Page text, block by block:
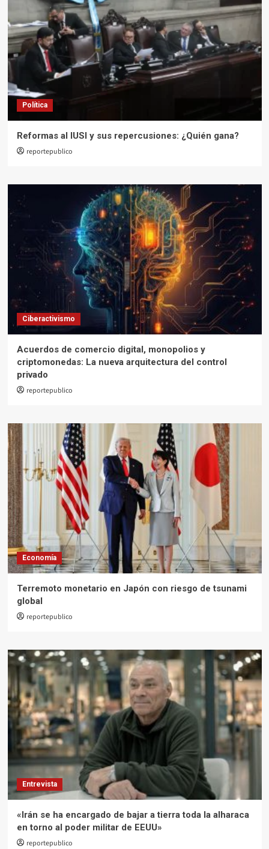
Política
Reformas al IUSI y sus repercusiones: ¿Quién gana?
reportepublico
Ciberactivismo
Acuerdos de comercio digital, monopolios y
criptomonedas: La nueva arquitectura del control
privado
reportepublico
Economía
Terremoto monetario en Japón con riesgo de tsunami
global
reportepublico
Entrevista
«Irán se ha encargado de bajar a tierra toda la alharaca
en torno al poder militar de EEUU»
reportepublico